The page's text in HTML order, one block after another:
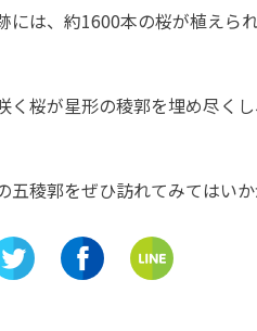
は、約1600本の桜が植えら
桜が星形の稜郭を埋め尽く
稜郭をぜひ訪れてみてはいか
歴史と今を一気に味わっちゃ
開催中